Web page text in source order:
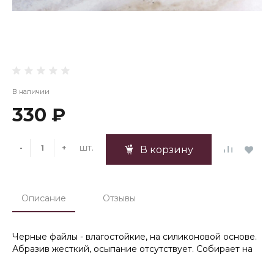
В наличии
330 ₽
- + шт. В корзину
Описание Отзывы
Черные файлы - влагостойкие, на силиконовой основе.
Абразив жесткий, осыпание отсутствует. Собирает на